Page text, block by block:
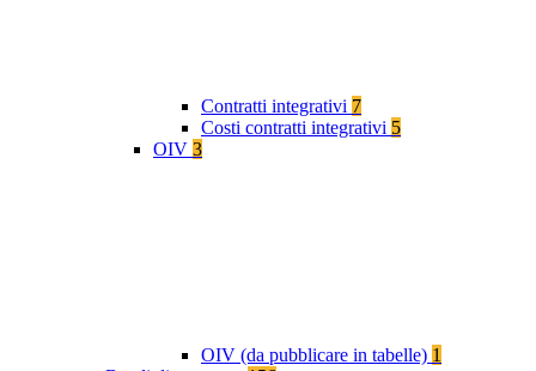
Contratti integrativi 7
Costi contratti integrativi 5
OIV 3
OIV (da pubblicare in tabelle) 1